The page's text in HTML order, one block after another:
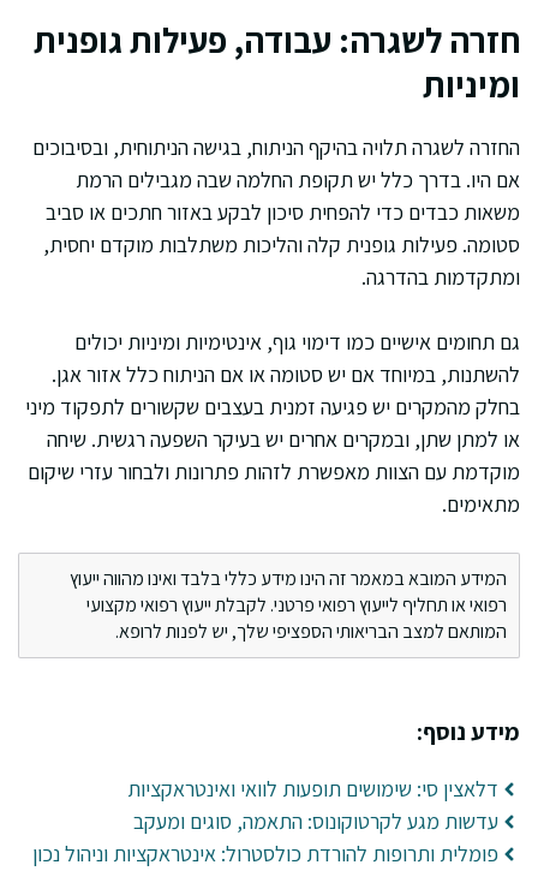
חזרה לשגרה: עבודה, פעילות גופנית
ומיניות
החזרה לשגרה תלויה בהיקף הניתוח, בגישה הניתוחית, ובסיבוכים
אם היו. בדרך כלל יש תקופת החלמה שבה מגבילים הרמת
משאות כבדים כדי להפחית סיכון לבקע באזור חתכים או סביב
סטומה. פעילות גופנית קלה והליכות משתלבות מוקדם יחסית,
ומתקדמות בהדרגה.
גם תחומים אישיים כמו דימוי גוף, אינטימיות ומיניות יכולים
להשתנות, במיוחד אם יש סטומה או אם הניתוח כלל אזור אגן.
בחלק מהמקרים יש פגיעה זמנית בעצבים שקשורים לתפקוד מיני
או למתן שתן, ובמקרים אחרים יש בעיקר השפעה רגשית. שיחה
מוקדמת עם הצוות מאפשרת לזהות פתרונות ולבחור עזרי שיקום
מתאימים.
המידע המובא במאמר זה הינו מידע כללי בלבד ואינו מהווה ייעוץ
רפואי או תחליף לייעוץ רפואי פרטני. לקבלת ייעוץ רפואי מקצועי
המותאם למצב הבריאותי הספציפי שלך, יש לפנות לרופא.
מידע נוסף:
דלאצין סי: שימושים תופעות לוואי ואינטראקציות
עדשות מגע לקרטוקונוס: התאמה, סוגים ומעקב
פומלית ותרופות להורדת כולסטרול: אינטראקציות וניהול נכון